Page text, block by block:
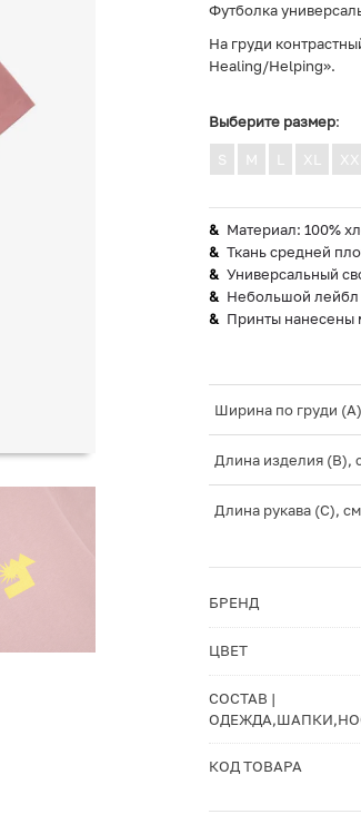
Футболка
На груди
Healing/Helping».
Выберите размер:
S M XL XXL
Материал: 100%
Ткань средней
Универсальный
Небольшой лейбл
Принты нанесены
Ширина по груди
Длина изделия (B),
Длина рукава (C), см
БРЕНД
ЦВЕТ
СОСТАВ |
КОД ТОВАРА